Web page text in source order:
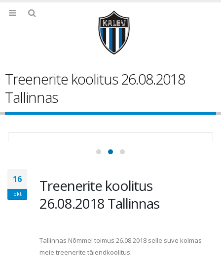
Treenerite koolitus 26.08.2018
Tallinnas
16
okt
Treenerite koolitus
26.08.2018 Tallinnas
Tallinnas Nõmmel toimus 26.08.2018 selle suve kolmas
meie treenerite täiendkoolitus.